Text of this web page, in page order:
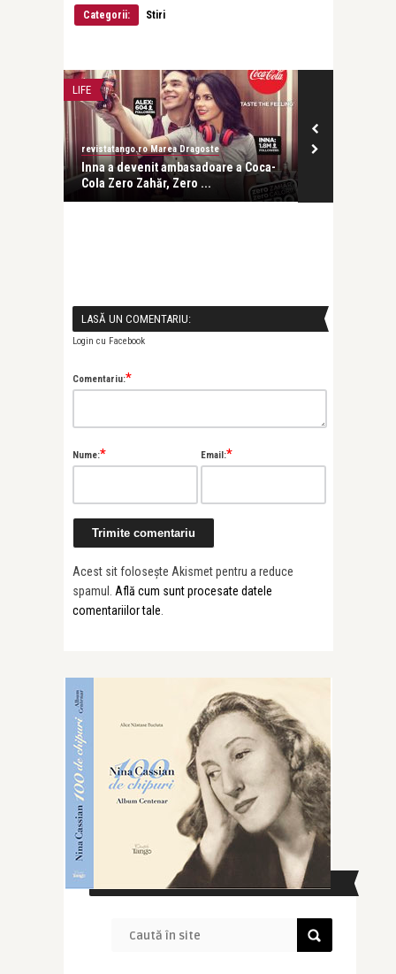
Categorii: Stiri
LIFE
revistatango.ro Marea Dragoste
Inna a devenit ambasadoare a Coca-
Cola Zero Zahăr, Zero ...
LASĂ UN COMENTARIU:
Login cu Facebook
Comentariu:*
Nume:* Email:*
Acest sit folosește Akismet pentru a reduce
spamul. Află cum sunt procesate datele
comentariilor tale
CAUTĂ ÎN SITE